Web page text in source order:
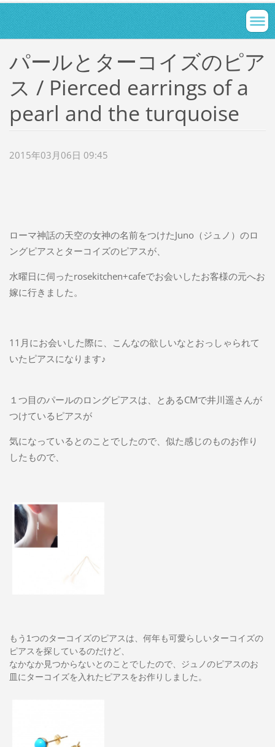
パールとターコイズのピア
ス / Pierced earrings of a
pearl and the turquoise
2015年03月06日 09:45
ローマ神話の天空の女神の名前をつけたJuno（ジュノ）のロ
ングピアスとターコイズのピアスが、
水曜日に伺ったrosekitchen+cafeでお会いしたお客様の元へお
嫁に行きました。
11月にお会いした際に、こんなの欲しいなとおっしゃられて
いたピアスになります♪
１つ目のパールのロングピアスは、とあるCMで井川遥さんが
つけているピアスが
気になっているとのことでしたので、似た感じのものお作り
したもので、
もう1つのターコイズのピアスは、何年も可愛らしいターコイズの
ピアスを探しているのだけど、
なかなか見つからないとのことでしたので、ジュノのピアスのお
皿にターコイズを入れたピアスをお作りしました。